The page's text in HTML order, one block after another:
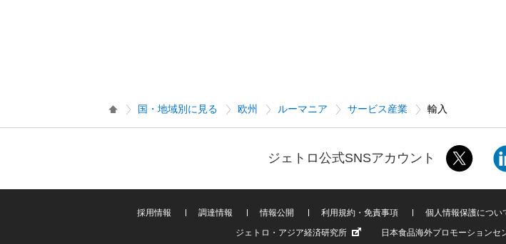
国・地域別に見る 欧州 ルーマニア サービス産業 輸入
ジェトロ公式SNSアカウント
採用情報 調達情報 情報公開 利用規約・免責事項 個人情報保護につい
ジェトロ・アジア経済研究所
日本食品海外プロモーションセ